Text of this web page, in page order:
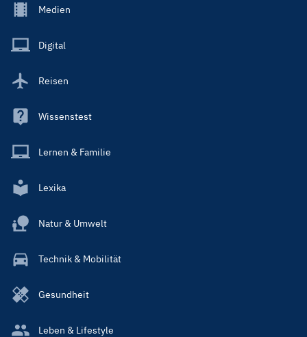
Footer
Main
Medien
Digital
Reisen
Wissenstest
Lernen & Familie
Lexika
Natur & Umwelt
Technik & Mobilität
Gesundheit
Leben & Lifestyle